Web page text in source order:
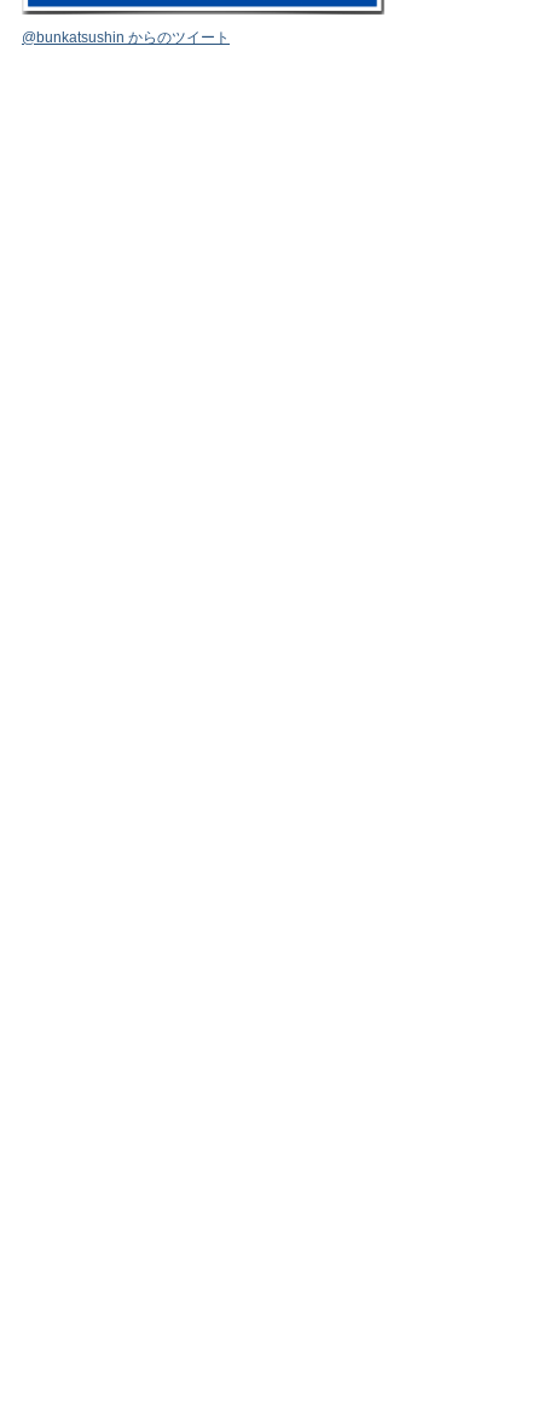
@bunkatsushin からのツイート